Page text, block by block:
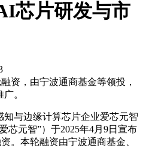
芯片研发与市
资，由宁波通商基金等领投，
。
与边缘计算芯片企业爱芯元智
芯元智”）于2025年4月9日宣布
。本轮融资由宁波通商基金、